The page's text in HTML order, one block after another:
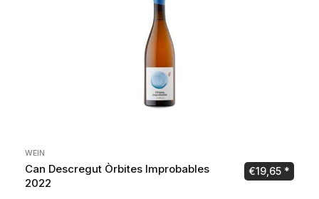
WEIN
Can Descregut Òrbites Improbables
2022
€19,65